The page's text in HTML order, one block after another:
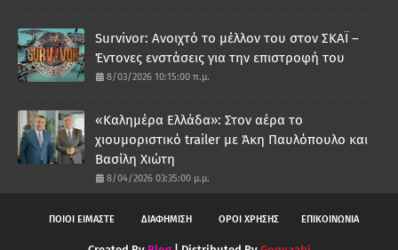
Survivor: Ανοιχτό το μέλλον του στον ΣΚΑΪ –
Έντονες ενστάσεις για την επιστροφή του
8/03/2026 10:15:00 π.μ.
«Καλημέρα Ελλάδα»: Στον αέρα το
χιουμοριστικό trailer με Άκη Παυλόπουλο και
Βασίλη Χιώτη
8/04/2026 03:35:00 μ.μ.
ΠΟΙΟΙ ΕΙΜΑΣΤΕ ΔΙΑΦΗΜΙΣΗ ΟΡΟΙ ΧΡΗΣΗΣ ΕΠΙΚΟΙΝΩΝΙΑ